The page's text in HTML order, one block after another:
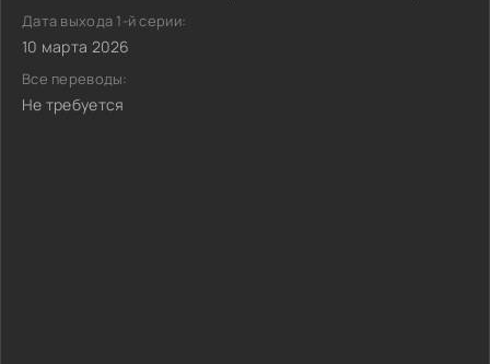
Дата выхода 1-й серии:
10 марта 2026
Все переводы:
Не требуется